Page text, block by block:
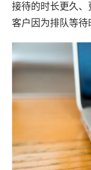
接待的时长更久
客户因为排队等待